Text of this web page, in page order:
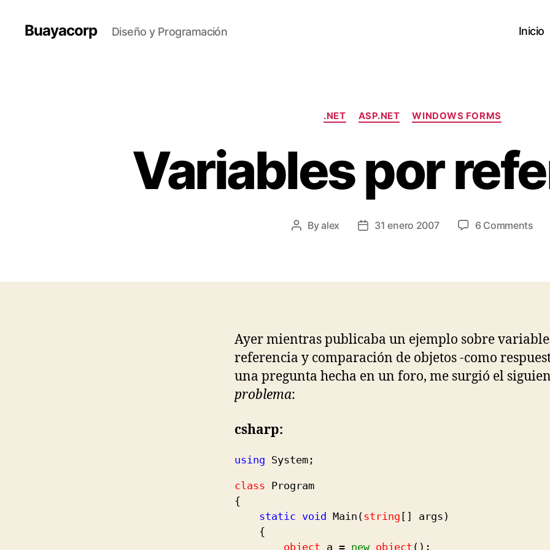
Buayacorp Diseño y Programación Inicio
Categories
.NET ASP.NET WINDOWS FORMS
Variables por
Post
Byalex
Post31 enero 2007 6 Commentson
Ayer mientras publicaba un ejemplo sobre
referencia y comparación de objetos -como
una pregunta hecha en un foro, me surgió el
problema:
csharp:
using System ;
class Program
{
static void Main (string [ ] args )
{
object a = new object ( ) ;